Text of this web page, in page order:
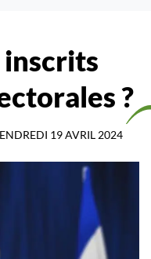
inscrits
?
19 AVRIL 2024